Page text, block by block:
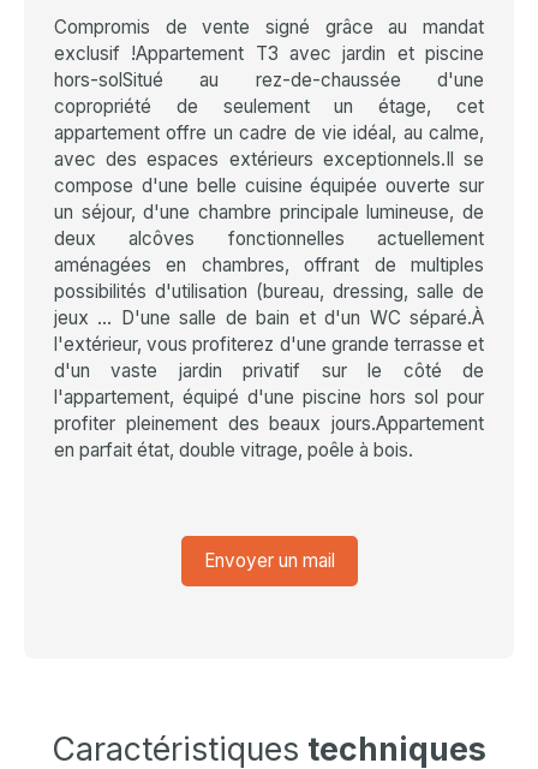
Compromis de vente signé grâce au mandat
exclusif !Appartement T3 avec jardin et piscine
hors-solSitué au rez-de-chaussée d'une
copropriété de seulement un étage, cet
appartement offre un cadre de vie idéal, au calme,
avec des espaces extérieurs exceptionnels.Il se
compose d'une belle cuisine équipée ouverte sur
un séjour, d'une chambre principale lumineuse, de
deux alcôves fonctionnelles actuellement
aménagées en chambres, offrant de multiples
possibilités d'utilisation (bureau, dressing, salle de
jeux ... D'une salle de bain et d'un WC séparé.À
l'extérieur, vous profiterez d'une grande terrasse et
d'un vaste jardin privatif sur le côté de
l'appartement, équipé d'une piscine hors sol pour
profiter pleinement des beaux jours.Appartement
en parfait état, double vitrage, poêle à bois.
Envoyer un mail
Caractéristiques techniques